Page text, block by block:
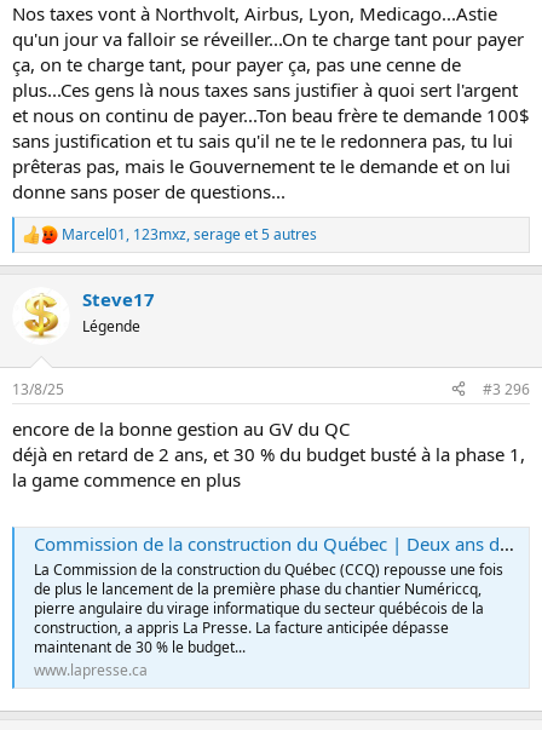
Nos taxes vont à Northvolt, Airbus, Lyon, Medicago...Astie
qu'un jour va falloir se réveiller...On te charge tant pour payer
ça, on te charge tant, pour payer ça, pas une cenne de
plus...Ces gens là nous taxes sans justifier à quoi sert l'argent
et nous on continu de payer...Ton beau frère te demande 100$
sans justification et tu sais qu'il ne te le redonnera pas, tu lui
prêteras pas, mais le Gouvernement te le demande et on lui
donne sans poser de questions...
L
e
r
é
a
i
n
s
:
Marcel01, 123mxz,serageet 5 autres
Steve17
Légende
13/8/25 #3 296
encore de la bonne gestion au GV du QC
déjà en retard de 2 ans, et 30 % du budget busté à la phase 1,
la game commence en plus
Commission de la construction du Québec | Deux ans de retard et une facture qui bondit de 30 % pour le chantier informatique
La Commission de la construction du Québec (CCQ) repousse une fois
de plus le lancement de la première phase du chantier Numériccq,
pierre angulaire du virage informatique du secteur québécois de la
construction, a appris La Presse. La facture anticipée dépasse
maintenant de 30 % le budget...
www.lapresse.ca